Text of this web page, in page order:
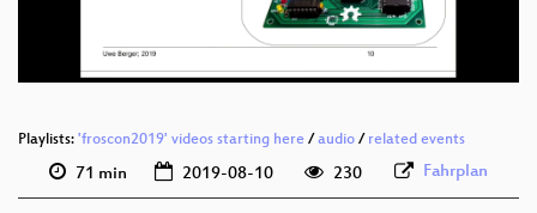
deu 576p (webm)
Playlists: 'froscon2019' videos starting here / audio / related events
71 min 2019-08-10 230 Fahrplan